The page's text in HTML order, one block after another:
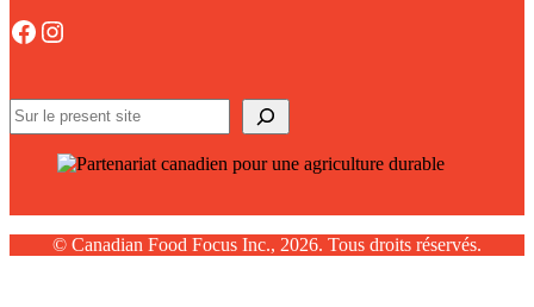
Facebook
Instagram
Search
© Canadian Food Focus Inc., 2026. Tous droits réservés.